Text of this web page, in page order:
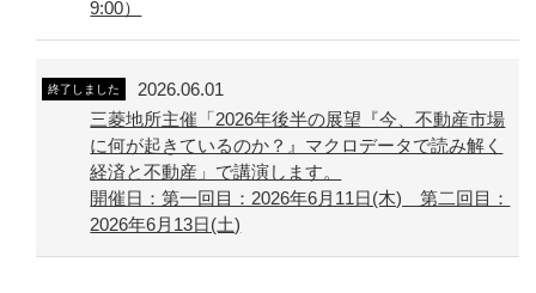
9:00）
終了しました
2026.06.01
三菱地所主催「2026年後半の展望『今、不動産市場
に何が起きているのか？』マクロデータで読み解く
経済と不動産」で講演します。
開催日：第一回目：2026年6月11日(木) 第二回目：
2026年6月13日(土)